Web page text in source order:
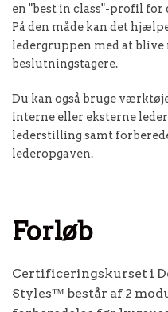
en "best in class"-profil
På den måde kan det
ledergruppen med at
beslutningstagere.
Du kan også bruge
interne eller eksterne
lederstilling samt
lederopgaven.
Forløb
Certificeringskurset i
Styles™ består af 2